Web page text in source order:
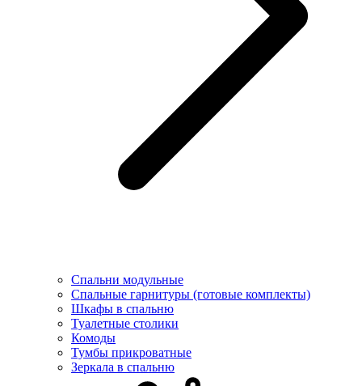
Спальни модульные
Спальные гарнитуры (готовые комплекты)
Шкафы в спальню
Туалетные столики
Комоды
Тумбы прикроватные
Зеркала в спальню